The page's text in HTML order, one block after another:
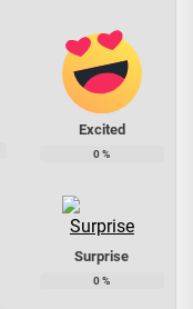
Excited
0%
Surprise
0%